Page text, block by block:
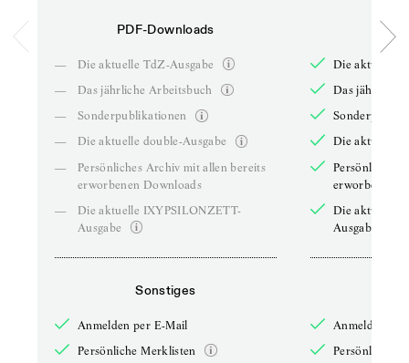
PDF-Downloads
—
Die aktuelle TdZ-Ausgabe
—
Das jährliche Arbeitsbuch
—
Sonderpublikationen
—
Die aktuelle double-Ausgabe
—
Persönliches Archiv mit allen bereits
erworbenen Downloads
—
Die aktuelle IXYPSILONZETT-
Ausgabe
Sonstiges
Anmelden per E-Mail
Persönliche Merklisten
Die aktuelle
Das jährliche
Die aktuelle
Persönliches
erworbenen
Die aktuelle
Ausgabe
Anmelden
Persönliche